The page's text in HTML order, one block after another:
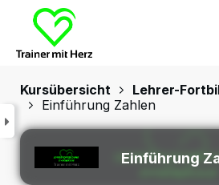
Kursübersicht
Lehrer-
Einführung Zahlen
Einführung